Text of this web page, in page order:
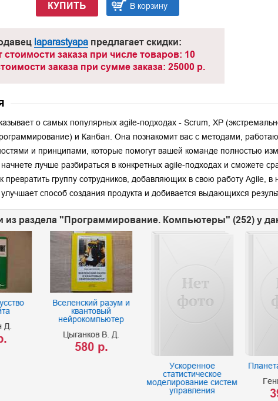
КУПИТЬ В корзину
laparastyapaпредлагает скидки:
стоимости заказа при числе товаров: 10
заказа при сумме заказа: 25000 р.
о самых популярных agile-подходах - Scrum, ХР
и Канбан. Она познакомит вас с методами,
и принципами, которые помогут вашей команде полностью
лучше разбираться в конкретных agile-подходах и сможете
превратить группу сотрудников, добавляющих в свою работу Agile, в
способ создания продукта и добивается выдающихся
из раздела "Программирование. Компьютеры" (252) у
Д.
Вселенский разум и
квантовый
нейрокомпьютер
Цыганков В. Д.
580 р.
Ускоренное
статистическое
моделирование систем
управления